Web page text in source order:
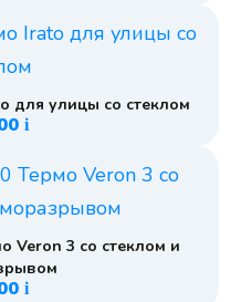
для улицы со стеклом
i
Veron 3 со стеклом и
i